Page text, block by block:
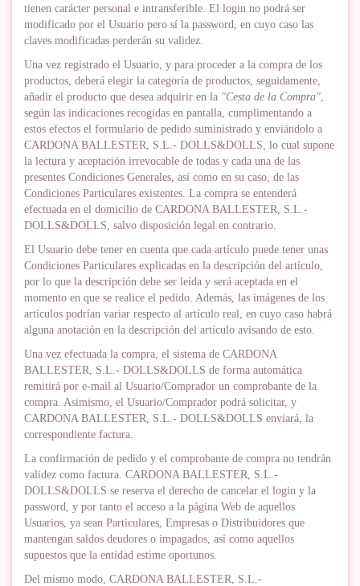
tienen carácter personal e intransferible. El login no podrá ser
modificado por el Usuario pero sí la password, en cuyo caso las
claves modificadas perderán su validez.
Una vez registrado el Usuario, y para proceder a la compra de los
productos, deberá elegir la categoría de productos, seguidamente,
añadir el producto que desea adquirir en la "Cesta de la Compra",
según las indicaciones recogidas en pantalla, cumplimentando a
estos efectos el formulario de pedido suministrado y enviándolo a
CARDONA BALLESTER, S.L.- DOLLS&DOLLS, lo cual supone
la lectura y aceptación irrevocable de todas y cada una de las
presentes Condiciones Generales, así como en su caso, de las
Condiciones Particulares existentes. La compra se entenderá
efectuada en el domicilio de CARDONA BALLESTER, S.L.-
DOLLS&DOLLS, salvo disposición legal en contrario.
El Usuario debe tener en cuenta que cada artículo puede tener unas
Condiciones Particulares explicadas en la descripción del artículo,
por lo que la descripción debe ser leída y será aceptada en el
momento en que se realice el pedido. Además, las imágenes de los
artículos podrían variar respecto al artículo real, en cuyo caso habrá
alguna anotación en la descripción del artículo avisando de esto.
Una vez efectuada la compra, el sistema de CARDONA
BALLESTER, S.L.- DOLLS&DOLLS de forma automática
remitirá por e-mail al Usuario/Comprador un comprobante de la
compra. Asimismo, el Usuario/Comprador podrá solicitar, y
CARDONA BALLESTER, S.L.- DOLLS&DOLLS enviará, la
correspondiente factura.
La confirmación de pedido y el comprobante de compra no tendrán
validez como factura. CARDONA BALLESTER, S.L.-
DOLLS&DOLLS se reserva el derecho de cancelar el login y la
password, y por tanto el acceso a la página Web de aquellos
Usuarios, ya sean Particulares, Empresas o Distribuidores que
mantengan saldos deudores o impagados, así como aquellos
supuestos que la entidad estime oportunos.
Del mismo modo, CARDONA BALLESTER, S.L.-